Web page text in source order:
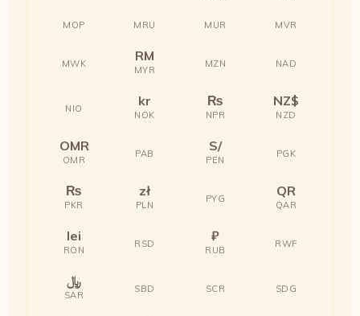
MOP MRU MUR MVR
MWK RM
MYR
MZN NAD
NIO kr
NOK
₨
NPR
NZ$
NZD
OMR
OMR
PAB S/
PEN
PGK
₨
PKR
zł
PLN
PYG QR
QAR
lei
RON
RSD ₽
RUB
RWF
﷼
SAR
SBD SCR SDG